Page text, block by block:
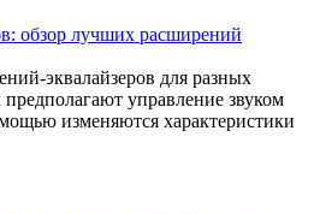
обзор лучших расширений
эквалайзеров для разных
управление звуком
изменяются характеристики